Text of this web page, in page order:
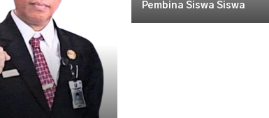
Pembina Siswa Siswa